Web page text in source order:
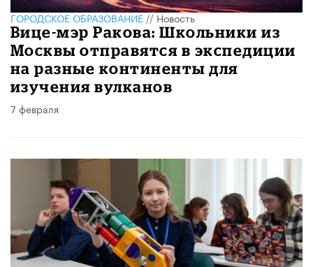
ГОРОДСКОЕ ОБРАЗОВАНИЕ//Новость
Вице-мэр Ракова: Школьники из
Москвы отправятся в экспедиции
на разные континенты для
изучения вулканов
7 февраля